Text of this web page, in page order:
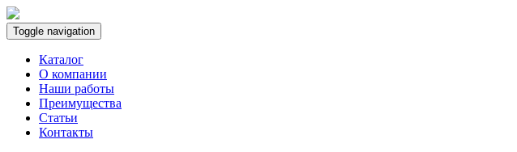
Toggle navigation
Каталог
О компании
Наши работы
Преимущества
Статьи
Контакты